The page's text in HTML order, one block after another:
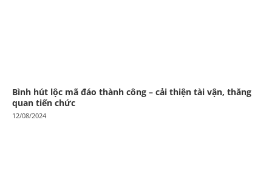
Bình hút lộc mã đáo thành công – cải thiện tài vận, thăng
quan tiến chức
12/08/2024